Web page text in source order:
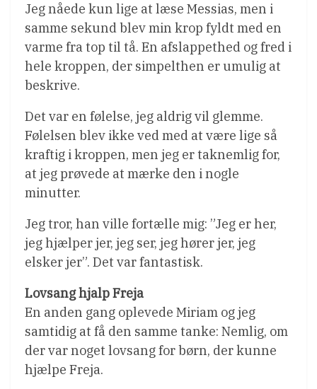
Jeg nåede kun lige at læse Messias, men i
samme sekund blev min krop fyldt med en
varme fra top til tå. En afslappethed og fred i
hele kroppen, der simpelthen er umulig at
beskrive.
Det var en følelse, jeg aldrig vil glemme.
Følelsen blev ikke ved med at være lige så
kraftig i kroppen, men jeg er taknemlig for,
at jeg prøvede at mærke den i nogle
minutter.
Jeg tror, han ville fortælle mig: ”Jeg er her,
jeg hjælper jer, jeg ser, jeg hører jer, jeg
elsker jer”. Det var fantastisk.
Lovsang hjalp Freja
En anden gang oplevede Miriam og jeg
samtidig at få den samme tanke: Nemlig, om
der var noget lovsang for børn, der kunne
hjælpe Freja.